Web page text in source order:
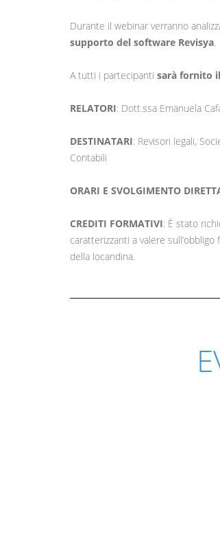
Durante il webinar verranno
supporto del software Revisya.
A tutti i partecipanti sarà fornito
RELATORI: Dott.ssa Emanuela
DESTINATARI: Revisori legali,
Contabili
ORARI E SVOLGIMENTO
CREDITI FORMATIVI: È stato
caratterizzanti a valere
della locandina.